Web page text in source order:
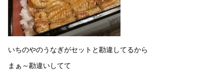
いちのやのうなぎがセットと勘違してるから
まぁ～勘違いしてて